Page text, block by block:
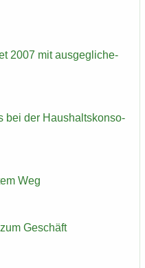
2007 mit aus­ge­gli­che­
bei der Haus­halts­kon­so­
Weg
Ge­schäft